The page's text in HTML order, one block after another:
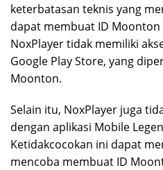
keterbatasan teknis yang
dapat membuat ID Moonton
NoxPlayer tidak memiliki
Google Play Store, yang
Moonton.
Selain itu, NoxPlayer juga
dengan aplikasi Mobile
Ketidakcocokan ini dapat
mencoba membuat ID